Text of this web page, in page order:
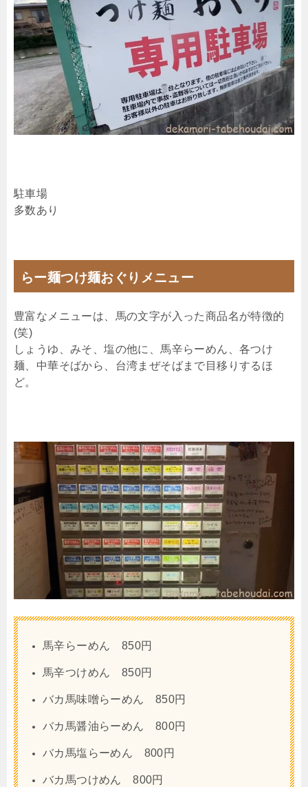
駐車場
多数あり
らー麺つけ麺おぐりメニュー
豊富なメニューは、馬の文字が入った商品名が特徴的
(笑)
しょうゆ、みそ、塩の他に、馬辛らーめん、各つけ
麺、中華そばから、台湾まぜそばまで目移りするほ
ど。
馬辛らーめん 850円
馬辛つけめん 850円
バカ馬味噌らーめん 850円
バカ馬醤油らーめん 800円
バカ馬塩らーめん 800円
バカ馬つけめん 800円